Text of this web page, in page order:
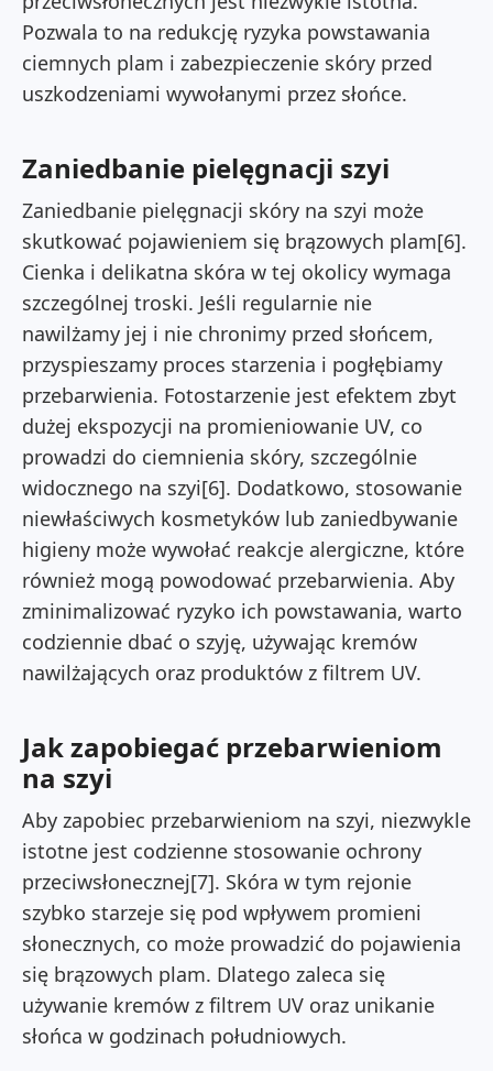
Pozwala to na redukcję ryzyka powstawania
ciemnych plam i zabezpieczenie skóry przed
uszkodzeniami wywołanymi przez słońce.
Zaniedbanie pielęgnacji szyi
Zaniedbanie pielęgnacji skóry na szyi może
skutkować pojawieniem się brązowych plam[6].
Cienka i delikatna skóra w tej okolicy wymaga
szczególnej troski. Jeśli regularnie nie
nawilżamy jej i nie chronimy przed słońcem,
przyspieszamy proces starzenia i pogłębiamy
przebarwienia. Fotostarzenie jest efektem zbyt
dużej ekspozycji na promieniowanie UV, co
prowadzi do ciemnienia skóry, szczególnie
widocznego na szyi[6]. Dodatkowo, stosowanie
niewłaściwych kosmetyków lub zaniedbywanie
higieny może wywołać reakcje alergiczne, które
również mogą powodować przebarwienia. Aby
zminimalizować ryzyko ich powstawania, warto
codziennie dbać o szyję, używając kremów
nawilżających oraz produktów z filtrem UV.
Jak zapobiegać przebarwieniom
na szyi
Aby zapobiec przebarwieniom na szyi, niezwykle
istotne jest codzienne stosowanie ochrony
przeciwsłonecznej[7]. Skóra w tym rejonie
szybko starzeje się pod wpływem promieni
słonecznych, co może prowadzić do pojawienia
się brązowych plam. Dlatego zaleca się
używanie kremów z filtrem UV oraz unikanie
słońca w godzinach południowych.